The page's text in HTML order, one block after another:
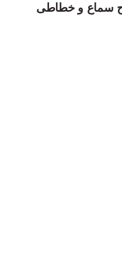
سماع و خطاطی